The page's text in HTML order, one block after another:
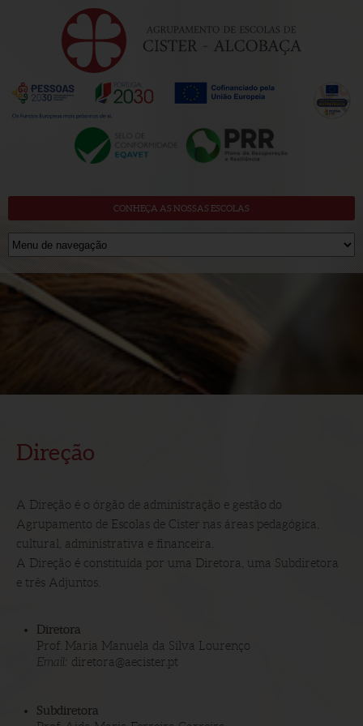
CONHEÇA AS NOSSAS ESCOLAS
Direção
A Direção é o órgão de administração e gestão do
Agrupamento de Escolas de Cister nas áreas pedagógica,
cultural, administrativa e financeira.
A Direção é constituída por uma Diretora, uma Subdiretora
e três Adjuntos.
Diretora
Prof. Maria Manuela da Silva Lourenço
Email: diretora@aecister.pt
Subdiretora